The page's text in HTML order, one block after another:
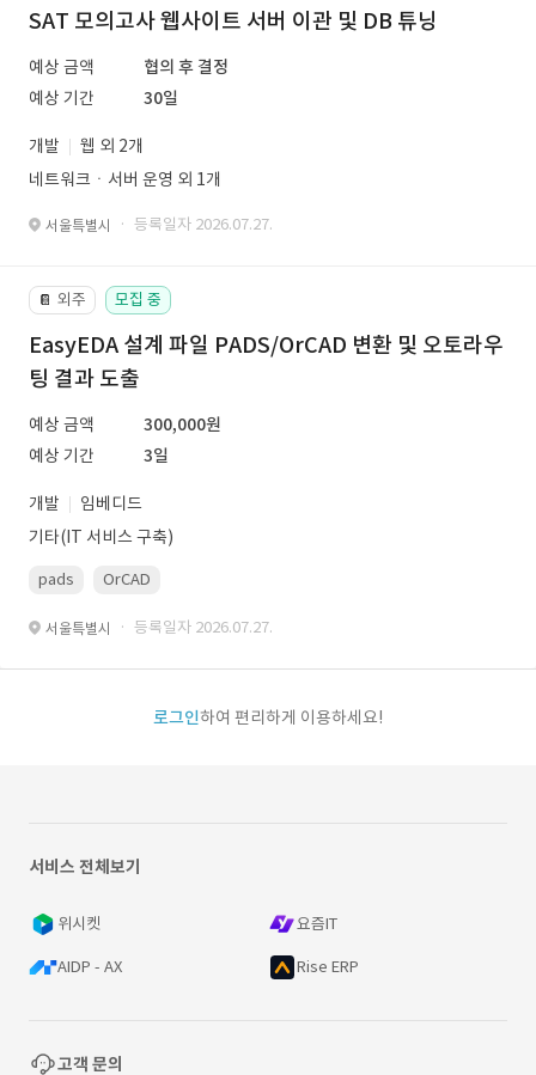
SAT 모의고사 웹사이트 서버 이관 및 DB 튜닝
예상 금액
협의 후 결정
예상 기간
30일
개발
웹 외 2개
네트워크ㆍ서버 운영 외 1개
서울특별시 · 등록일자 2026.07.27.
📔 외주 모집 중
EasyEDA 설계 파일 PADS/OrCAD 변환 및 오토라우
팅 결과 도출
예상 금액
300,000원
예상 기간
3일
개발
임베디드
기타(IT 서비스 구축)
pads OrCAD
서울특별시 · 등록일자 2026.07.27.
로그인하여 편리하게 이용하세요!
서비스 전체보기
위시켓 요즘IT
AIDP - AX Rise ERP
고객 문의